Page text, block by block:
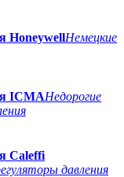
HoneywellНемецкие
ICMAНедорогие
Caleffi
давления